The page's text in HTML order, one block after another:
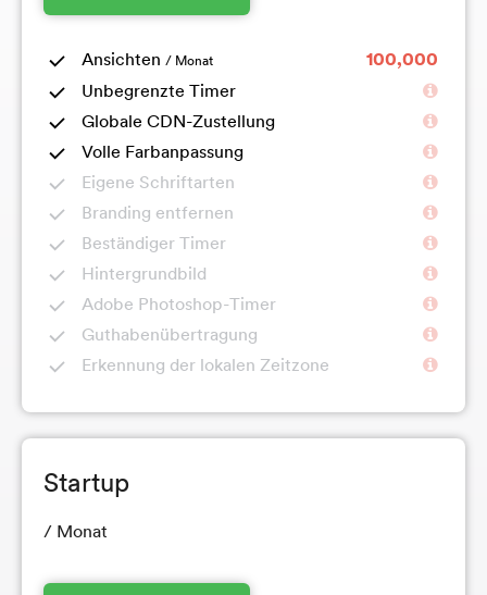
Ansichten / Monat
100,000
Unbegrenzte Timer
Globale CDN-Zustellung
Volle Farbanpassung
Eigene Schriftarten
Branding entfernen
Beständiger Timer
Hintergrundbild
Adobe Photoshop-Timer
Guthabenübertragung
Erkennung der lokalen Zeitzone
Startup
/ Monat